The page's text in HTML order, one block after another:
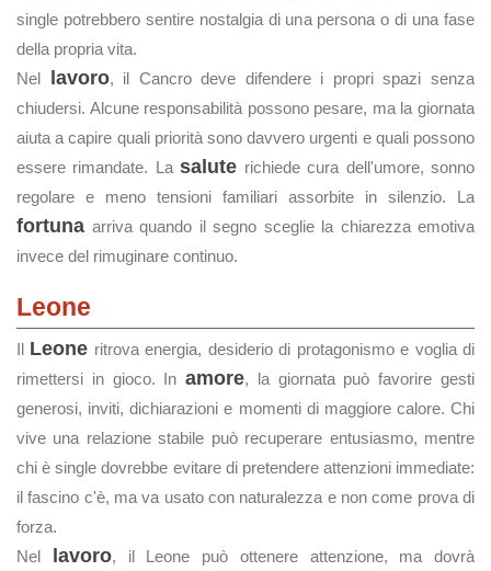
single potrebbero sentire nostalgia di una persona o di una fase
della propria vita.
Nel
lavoro, il Cancro deve difendere i propri spazi senza
chiudersi. Alcune responsabilità possono pesare, ma la giornata
aiuta a capire quali priorità sono davvero urgenti e quali possono
essere rimandate. Lasalute richiede cura dell'umore, sonno
regolare e meno tensioni familiari assorbite in silenzio. La
fortuna arriva quando il segno sceglie la chiarezza emotiva
invece del rimuginare continuo.
Leone
Il Leone ritrova energia, desiderio di protagonismo e voglia di
rimettersi in gioco. Inamore, la giornata può favorire gesti
generosi, inviti, dichiarazioni e momenti di maggiore calore. Chi
vive una relazione stabile può recuperare entusiasmo, mentre
chi è single dovrebbe evitare di pretendere attenzioni immediate:
il fascino c'è, ma va usato con naturalezza e non come prova di
forza.
Nel
lavoro, il Leone può ottenere attenzione, ma dovrà